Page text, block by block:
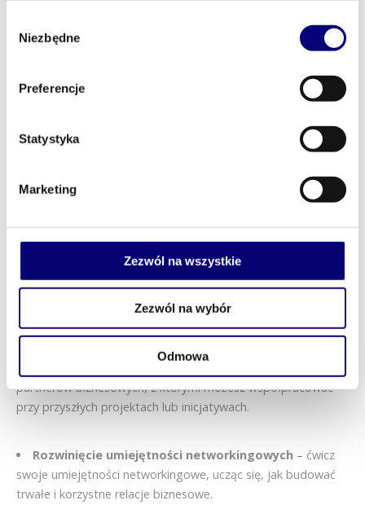
zgody
Niezbędne
Preferencje
Statystyka
Marketing
Zezwól na wszystkie
Zezwól na wybór
Odmowa
– wieczorny networking to czas
na odpoczynek po intensywnym dniu konferencyjnym, ale
także na budowanie relacji w luźnej i przyjaznej atmosferze.
Spotkania z ekspertami
– miej okazję porozmawiać z
swoją wiedzą i doświadczeniem z Tobą.
Rozbudowanie sieci kontaktów– nawiązuj nowe
znajomości biznesowe, które mogą przyczynić się do rozwoju
Twojej kariery zawodowej lub rozwoju Twojej firmy.
partnerów biznesowych, z którymi możesz współpracować
przy przyszłych projektach lub inicjatywach.
Rozwinięcie umiejętności networkingowych – ćwicz
swoje umiejętności networkingowe, ucząc się, jak budować
trwałe i korzystne relacje biznesowe.